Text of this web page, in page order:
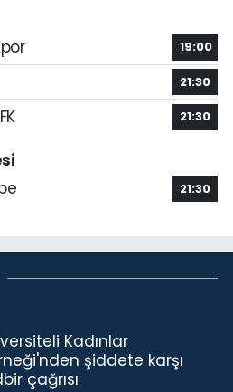
19:00
21:30
21:30
21:30
Kadınlar
şiddete karşı
çağrısı